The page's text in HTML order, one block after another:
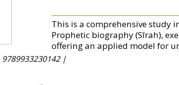
This is a comprehensive study
Prophetic biography (Sīrah),
offering an applied model for
9789933230142 |